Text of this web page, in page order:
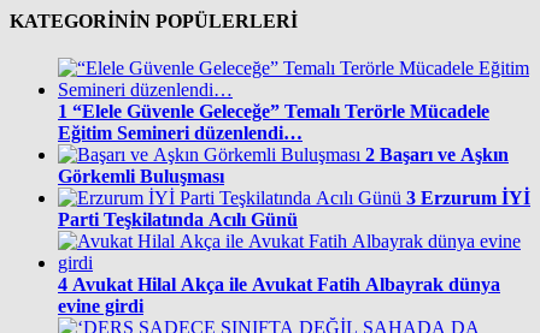
KATEGORİNİN POPÜLERLERİ
1 “Elele Güvenle Geleceğe” Temalı Terörle Mücadele
Eğitim Semineri düzenlendi…
2 Başarı ve Aşkın
Görkemli Buluşması
3 Erzurum İYİ
Parti Teşkilatında Acılı Günü
4 Avukat Hilal Akça ile Avukat Fatih Albayrak dünya
evine girdi